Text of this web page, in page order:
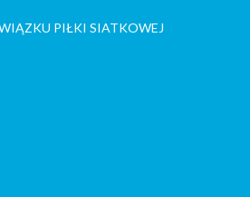
PIŁKI SIATKOWEJ